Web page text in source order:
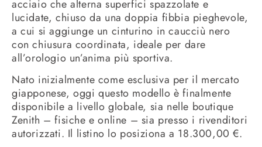
acciaio che alterna superfici spazzolate e
lucidate, chiuso da una doppia fibbia pieghevole,
a cui si aggiunge un cinturino in caucciù nero
con chiusura coordinata, ideale per dare
all’orologio un’anima più sportiva.
Nato inizialmente come esclusiva per il mercato
giapponese, oggi questo modello è finalmente
disponibile a livello globale, sia nelle boutique
Zenith – fisiche e online – sia presso i rivenditori
autorizzati. Il listino lo posiziona a 18.300,00 €.